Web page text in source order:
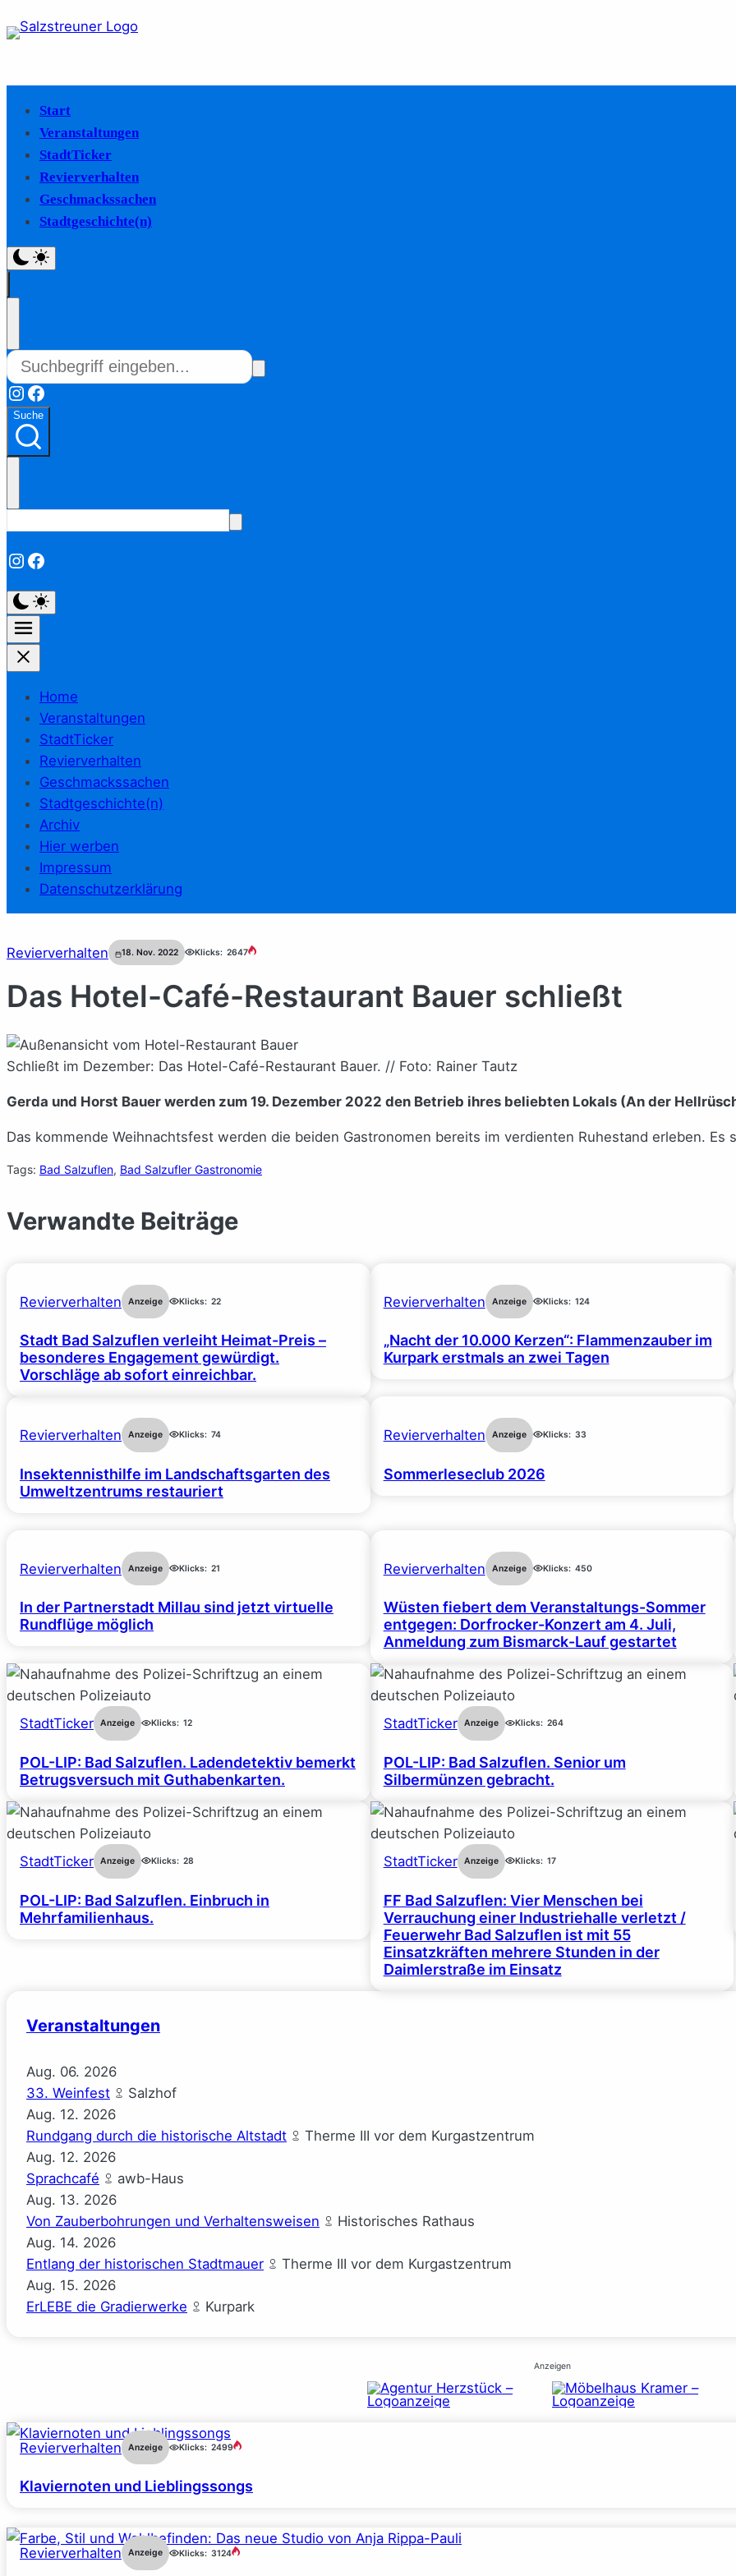
Start
Veranstaltungen
StadtTicker
Revierverhalten
Geschmackssachen
Stadtgeschichte(n)
Instagram
Facebook
Suche
Instagram
Facebook
Home
Veranstaltungen
StadtTicker
Revierverhalten
Geschmackssachen
Stadtgeschichte(n)
Archiv
Hier werben
Impressum
Datenschutzerklärung
Revierverhalten 18. Nov. 2022 Klicks: 2647
Das Hotel-Café-Restaurant Bauer schließt
Schließt im Dezember: Das Hotel-Café-Restaurant Bauer. // Foto: Rainer Tautz
Gerda und Horst Bauer werden zum 19. Dezember 2022 den Betrieb ihres beliebten Lokals (An der
Das kommende Weihnachtsfest werden die beiden Gastronomen bereits im verdienten Ruhestand erleben. Es
Tags: Bad Salzuflen, Bad Salzufler Gastronomie
Verwandte Beiträge
Revierverhalten Anzeige Klicks: 22
Stadt Bad Salzuflen verleiht Heimat-Preis –
besonderes Engagement gewürdigt.
Vorschläge ab sofort einreichbar.
Revierverhalten Anzeige Klicks: 124
„Nacht der 10.000 Kerzen“: Flammenzauber im
Kurpark erstmals an zwei Tagen
Revierverhalten Anzeige Klicks: 74
Insektennisthilfe im Landschaftsgarten des
Umweltzentrums restauriert
Revierverhalten Anzeige Klicks: 33
Sommerleseclub 2026
Revierverhalten Anzeige Klicks: 21
In der Partnerstadt Millau sind jetzt virtuelle
Rundflüge möglich
Revierverhalten Anzeige Klicks: 450
Wüsten fiebert dem Veranstaltungs-Sommer
entgegen: Dorfrocker-Konzert am 4. Juli,
Anmeldung zum Bismarck-Lauf gestartet
StadtTicker Anzeige Klicks: 12
POL-LIP: Bad Salzuflen. Ladendetektiv bemerkt
Betrugsversuch mit Guthabenkarten.
StadtTicker Anzeige Klicks: 264
POL-LIP: Bad Salzuflen. Senior um
Silbermünzen gebracht.
StadtTicker Anzeige Klicks: 28
POL-LIP: Bad Salzuflen. Einbruch in
Mehrfamilienhaus.
StadtTicker Anzeige Klicks: 17
FF Bad Salzuflen: Vier Menschen bei
Verrauchung einer Industriehalle verletzt /
Feuerwehr Bad Salzuflen ist mit 55
Einsatzkräften mehrere Stunden in der
Daimlerstraße im Einsatz
Veranstaltungen
Aug. 06. 2026
33. Weinfest
Salzhof
Aug. 12. 2026
Rundgang durch die historische Altstadt
Therme III vor dem Kurgastzentrum
Aug. 12. 2026
Sprachcafé
awb-Haus
Aug. 13. 2026
Von Zauberbohrungen und Verhaltensweisen
Historisches Rathaus
Aug. 14. 2026
Entlang der historischen Stadtmauer
Therme III vor dem Kurgastzentrum
Aug. 15. 2026
ErLEBE die Gradierwerke
Kurpark
Anzeigen
Revierverhalten Anzeige Klicks: 2499
Klaviernoten und Lieblingssongs
Revierverhalten Anzeige Klicks: 3124